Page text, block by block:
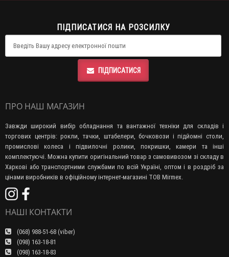
ПІДПИСАТИСЯ НА РОЗСИЛКУ
ПІДПИСАТИСЯ
ПРО НАШ МАГАЗИН
Завжди широкий вибір обладнання та вантажної техніки для складів і
торгових центрів: рокли, тачки, штабелери, бочковози і підйомні столи,
промислові колеса і підвилочні ролики, покришки, камери та інші
комплектуючі. Можна купити оригінальний товар з самовивозом зі складу в
Харкові або транспортними службами по всій Україні, оптом і в роздріб за
цінами виробників в офіційному інтернет-магазині ТОВ Mirmex.
НАШІ КОНТАКТИ
(068) 988-51-68 (viber)
(098) 163-18-81
(098) 163-18-83